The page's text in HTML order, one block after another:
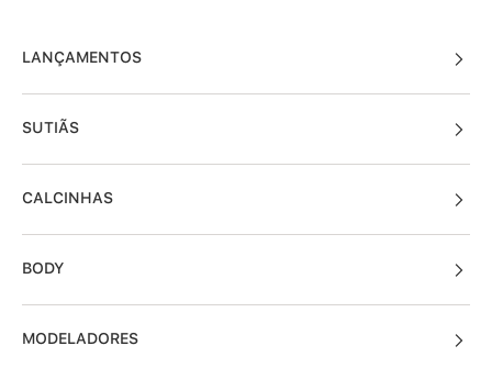
LANÇAMENTOS
SUTIÃS
CALCINHAS
BODY
MODELADORES